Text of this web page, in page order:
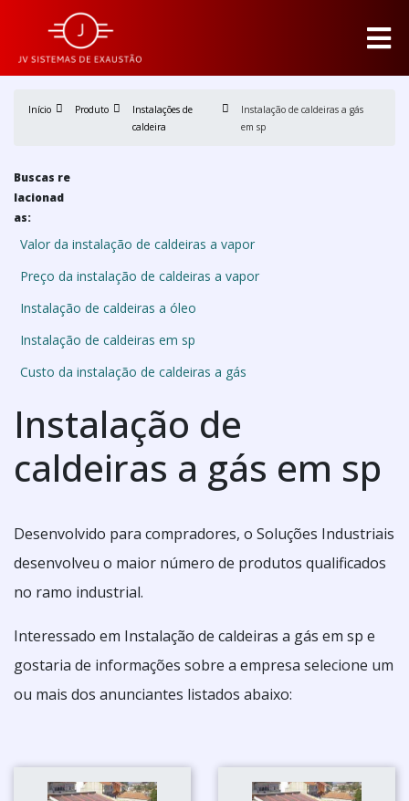
Início Produto
Instalações de
caldeira
Instalação de caldeiras a gás
em sp
Buscas re
lacionad
as:
Valor da instalação de caldeiras a vapor
Preço da instalação de caldeiras a vapor
Instalação de caldeiras a óleo
Instalação de caldeiras em sp
Custo da instalação de caldeiras a gás
Instalação de
caldeiras a gás em sp
Desenvolvido para compradores, o Soluções Industriais
desenvolveu o maior número de produtos qualificados
no ramo industrial.
Interessado em Instalação de caldeiras a gás em sp e
gostaria de informações sobre a empresa selecione um
ou mais dos anunciantes listados abaixo: